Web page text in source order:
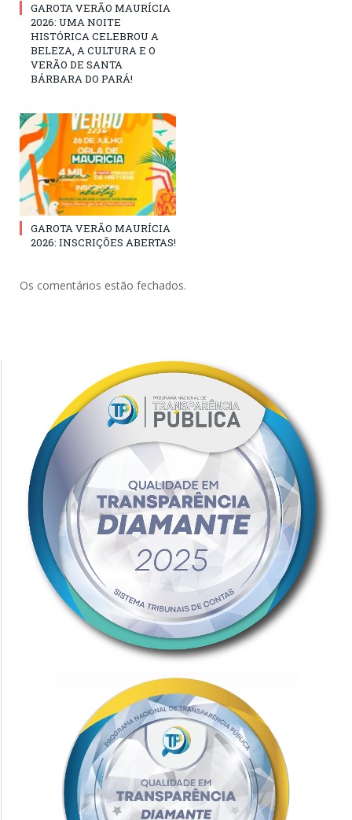
GAROTA VERÃO MAURÍCIA
2026: UMA NOITE
HISTÓRICA CELEBROU A
BELEZA, A CULTURA E O
VERÃO DE SANTA
BÁRBARA DO PARÁ!
GAROTA VERÃO MAURÍCIA
2026: INSCRIÇÕES ABERTAS!
Os comentários estão fechados.